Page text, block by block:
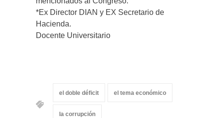
*Ex Director DIAN y EX Secretario de
Hacienda.
Docente Universitario
el doble déficit el tema económico
la corrupción